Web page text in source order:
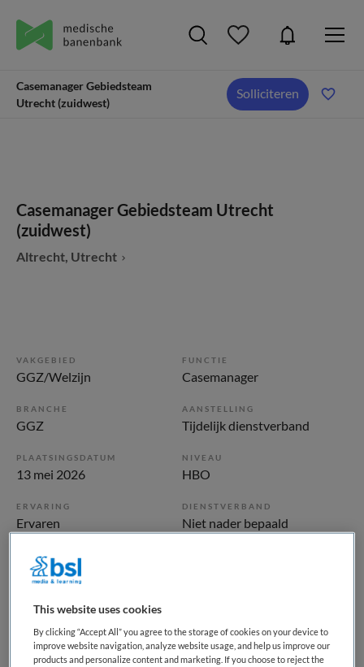
Casemanager Gebiedsteam
Utrecht (zuidwest)
Solliciteren
Casemanager Gebiedsteam Utrecht
(zuidwest)
Altrecht, Utrecht
VAKGEBIED
GGZ/Welzijn
FUNCTIE
Casemanager
BRANCHE
GGZ
AANSTELLING
Tijdelijk dienstverband
PLAATSINGSDATUM
13 mei 2026
NIVEAU
HBO
ERVARING
Ervaren
DIENSTVERBAND
Niet nader bepaald
Vacature niet beschikbaar
Deze vacature Casemanager Gebiedsteam Utrecht
(zuidwest) bij Altrecht is niet meer actueel. Hieronder staan
enkele vergelijkbare vacatures die voor u wellicht
This website uses cookies
By clicking “Accept All” you agree to the storage of cookies on your device to
improve website navigation, analyze website usage, and help us improve our
products and personalize content and marketing. If you choose to reject the